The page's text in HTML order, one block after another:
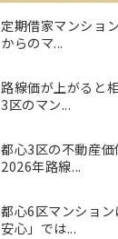
定期借家マンショ
からのマ...
路線価が上がると
3区のマン...
都心3区の不動産価
2026年路線...
都心6区マンショ
安心」では...